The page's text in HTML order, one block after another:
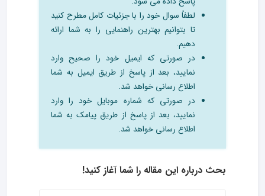
لطفاً سوال خود را با جزئیات کامل مطرح کنید
تا بتوانیم بهترین راهنمایی را به شما ارائه
دهیم.
در صورتی که ایمیل خود را صحیح وارد
نمایید، بعد از پاسخ از طریق ایمیل به شما
اطلاع رسانی خواهد شد.
در صورتی که شماره موبایل خود را وارد
نمایید، بعد از پاسخ از طریق پیامک به شما
اطلاع رسانی خواهد شد.
بحث درباره این مقاله را شما آغاز کنید!